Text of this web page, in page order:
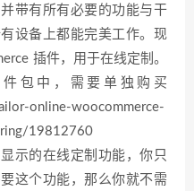
带有所有必要的功能与干
设备上都能完美工作。现
插件，用于在线定制。
包中，需要单独购买
online-woocommerce-
19812760
示的在线定制功能，你只
这个功能，那么你就不需